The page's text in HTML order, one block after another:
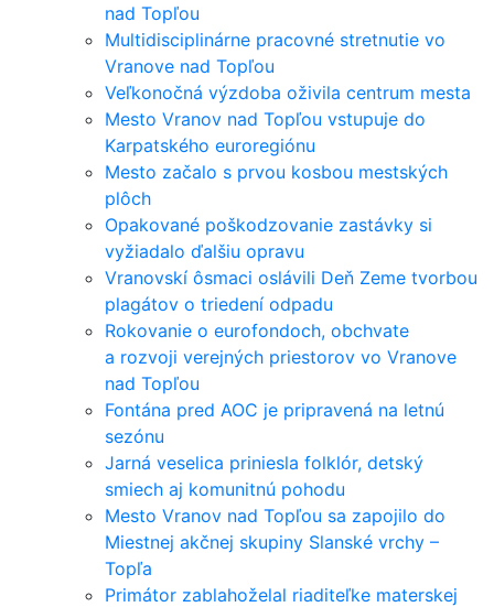
nad Topľou
Multidisciplinárne pracovné stretnutie vo
Vranove nad Topľou
Veľkonočná výzdoba oživila centrum mesta
Mesto Vranov nad Topľou vstupuje do
Karpatského euroregiónu
Mesto začalo s prvou kosbou mestských
plôch
Opakované poškodzovanie zastávky si
vyžiadalo ďalšiu opravu
Vranovskí ôsmaci oslávili Deň Zeme tvorbou
plagátov o triedení odpadu
Rokovanie o eurofondoch, obchvate
a rozvoji verejných priestorov vo Vranove
nad Topľou
Fontána pred AOC je pripravená na letnú
sezónu
Jarná veselica priniesla folklór, detský
smiech aj komunitnú pohodu
Mesto Vranov nad Topľou sa zapojilo do
Miestnej akčnej skupiny Slanské vrchy –
Topľa
Primátor zablahoželal riaditeľke materskej